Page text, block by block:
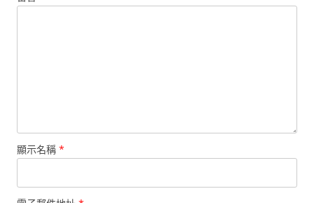
顯示名稱 *